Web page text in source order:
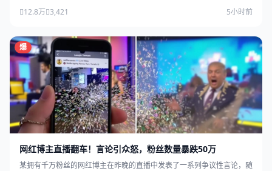
12.8万 3,421 5小时前
爆
网红博主直播翻车！言论引众怒，粉丝数量暴跌50万
某拥有千万粉丝的网红博主在昨晚的直播中发表了一系列争议性言论，随